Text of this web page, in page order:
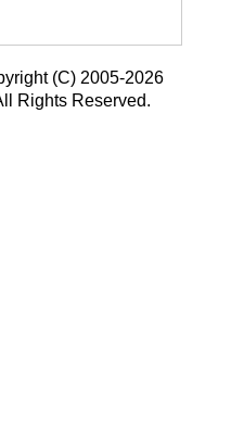
(C) 2005-2026
Rights Reserved.